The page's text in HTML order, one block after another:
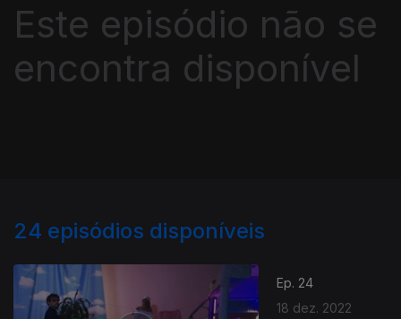
Este episódio não se
encontra disponível
24 episódios disponíveis
Ep. 24
18 dez. 2022